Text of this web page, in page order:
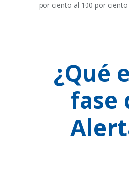
por ciento al 100 por
¿Qué
fase